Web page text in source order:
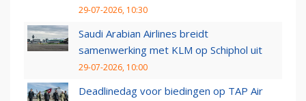
29-07-2026, 10:30
Saudi Arabian Airlines breidt
samenwerking met KLM op Schiphol uit
29-07-2026, 10:00
Deadlinedag voor biedingen op TAP Air